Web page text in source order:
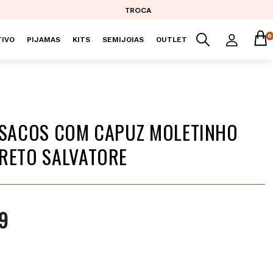
TROCA
PIJAMAS KITS SEMIJOIAS OUTLET 0
COM CAPUZ MOLETINHO
SALVATORE